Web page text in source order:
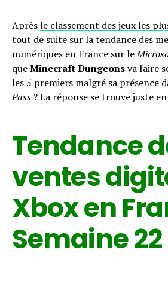
Aprèsle classement des jeux les
tout de suite sur la tendance des
numériques en France sur le
queMinecraft Dungeonsva faire
les 5 premiers malgré sa présence
Pass ? La réponse se trouve juste en
Tendance
ventes
Xbox en
Semaine 22